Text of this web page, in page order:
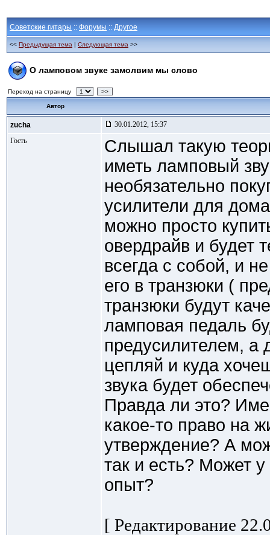
Советские гитары :: Форумы :: Другое
<< Предыдущая тема | Следующая тема >>
О ламповом звуке замолвим мы слово
Переход на страницу >>
Автор
zucha
30.01.2012, 15:37
Гость
Слышал такую
иметь ламповый
необязательно
усилители для
можно просто
овердрайв и будет
всегда с собой, и
его в транзюки (
транзюки будут
ламповая педаль
предусилителем, а
цепляй и куда
звука будет
Правда ли это?
какое-то право на
утверждение? А
так и есть? Может
опыт?
[ Редактирование